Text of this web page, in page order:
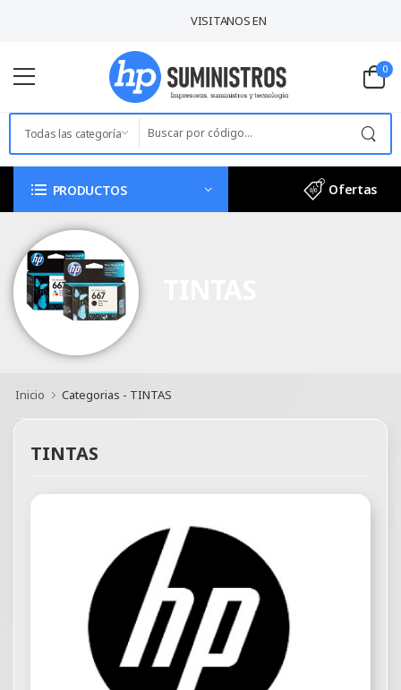
VISITANOS EN: AV. BOLIVIA 554 - BREÑA /
0
PRODUCTOS Ofertas
Inicio Categorias - TINTAS
TINTAS